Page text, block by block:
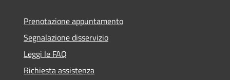
Prenotazione appuntamento
Segnalazione disservizio
Leggi le FAQ
Richiesta assistenza